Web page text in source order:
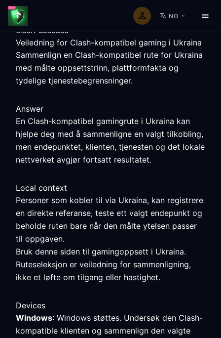
NO
clash-usecase
Veiledning for Clash-kompatibel gaming i Ukraina
Sammenlign en Clash-kompatibel rute for Ukraina
med målte oppsettstrinn, plattformfakta og
tydelige tjenestebegrensninger.
Answer
En Clash-kompatibel gamingrute i Ukraina kan
hjelpe deg med å sammenligne en valgt tilkobling,
men endepunktet, klienten, tjenesten og det lokale
nettverket avgjør fortsatt resultatet.
Local context
Personer som kobler til via Ukraina, kan registrere
en direkte referanse, teste ett valgt endepunkt og
beholde ruten bare når den målte ytelsen passer
til oppgaven.
Bruk denne siden til gamingoppsett i Ukraina.
Ruteseleksjon er veiledning for sammenligning,
ikke et løfte om tilgang eller hastighet.
Devices
Windows: Windows støttes. Undersøk den Clash-
kompatible klienten og sammenlign den valgte